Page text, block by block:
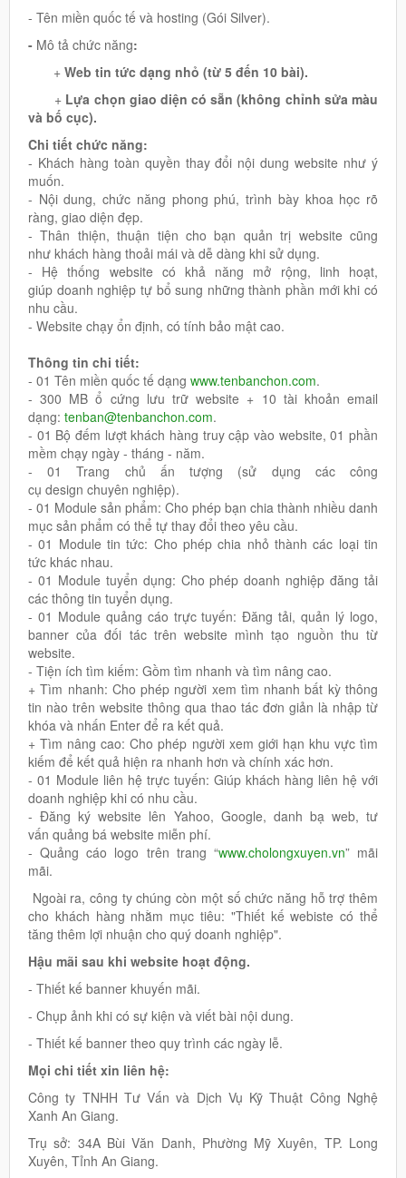
- Tên miền quốc tế và hosting (Gói Silver).
- Mô tả chức năng:
+ Web tin tức dạng nhỏ (từ 5 đến 10 bài).
+ Lựa chọn giao diện có sẵn (không chỉnh sửa màu
và bố cục).
Chi tiết chức năng:
- Khách hàng toàn quyền thay đổi nội dung website như ý
muốn.
- Nội dung, chức năng phong phú, trình bày khoa học rõ
ràng, giao diện đẹp.
- Thân thiện, thuận tiện cho bạn quản trị website cũng
như khách hàng thoải mái và dễ dàng khi sử dụng.
- Hệ thống website có khả năng mở rộng, linh hoạt,
giúp doanh nghiệp tự bổ sung những thành phần mới khi có
nhu cầu.
- Website chạy ổn định, có tính bảo mật cao.
Thông tin chi tiết:
- 01 Tên miền quốc tế dạng www.tenbanchon.com.
- 300 MB ổ cứng lưu trữ website + 10 tài khoản email
dạng: tenban@tenbanchon.com.
- 01 Bộ đếm lượt khách hàng truy cập vào website, 01 phần
mềm chạy ngày - tháng - năm.
- 01 Trang chủ ấn tượng (sử dụng các công
cụ design chuyên nghiệp).
- 01 Module sản phẩm: Cho phép bạn chia thành nhiều danh
mục sản phẩm có thể tự thay đổi theo yêu cầu.
- 01 Module tin tức: Cho phép chia nhỏ thành các loại tin
tức khác nhau.
- 01 Module tuyển dụng: Cho phép doanh nghiệp đăng tải
các thông tin tuyển dụng.
- 01 Module quảng cáo trực tuyến: Đăng tải, quản lý logo,
banner của đối tác trên website mình tạo nguồn thu từ
website.
- Tiện ích tìm kiếm: Gồm tìm nhanh và tìm nâng cao.
+ Tìm nhanh: Cho phép người xem tìm nhanh bất kỳ thông
tin nào trên website thông qua thao tác đơn giản là nhập từ
khóa và nhấn Enter để ra kết quả.
+ Tìm nâng cao: Cho phép người xem giới hạn khu vực tìm
kiếm để kết quả hiện ra nhanh hơn và chính xác hơn.
- 01 Module liên hệ trực tuyến: Giúp khách hàng liên hệ với
doanh nghiệp khi có nhu cầu.
- Đăng ký website lên Yahoo, Google, danh bạ web, tư
vấn quảng bá website miễn phí.
- Quảng cáo logo trên trang “www.cholongxuyen.vn” mãi
mãi.
Ngoài ra, công ty chúng còn một số chức năng hỗ trợ thêm
cho khách hàng nhằm mục tiêu: "Thiết kế webiste có thể
tăng thêm lợi nhuận cho quý doanh nghiệp".
Hậu mãi sau khi website hoạt động.
- Thiết kế banner khuyến mãi.
- Chụp ảnh khi có sự kiện và viết bài nội dung.
- Thiết kế banner theo quy trình các ngày lễ.
Mọi chi tiết xin liên hệ:
Công ty TNHH Tư Vấn và Dịch Vụ Kỹ Thuật Công Nghệ
Xanh An Giang.
Trụ sở: 34A Bùi Văn Danh, Phường Mỹ Xuyên, TP. Long
Xuyên, Tỉnh An Giang.